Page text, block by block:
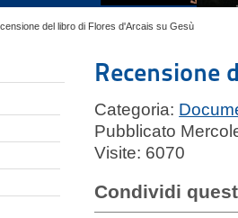
del libro di Flores d'Arcais su Gesù
Recensione
Categoria:
Pubblicato
Visite: 6070
Condividi